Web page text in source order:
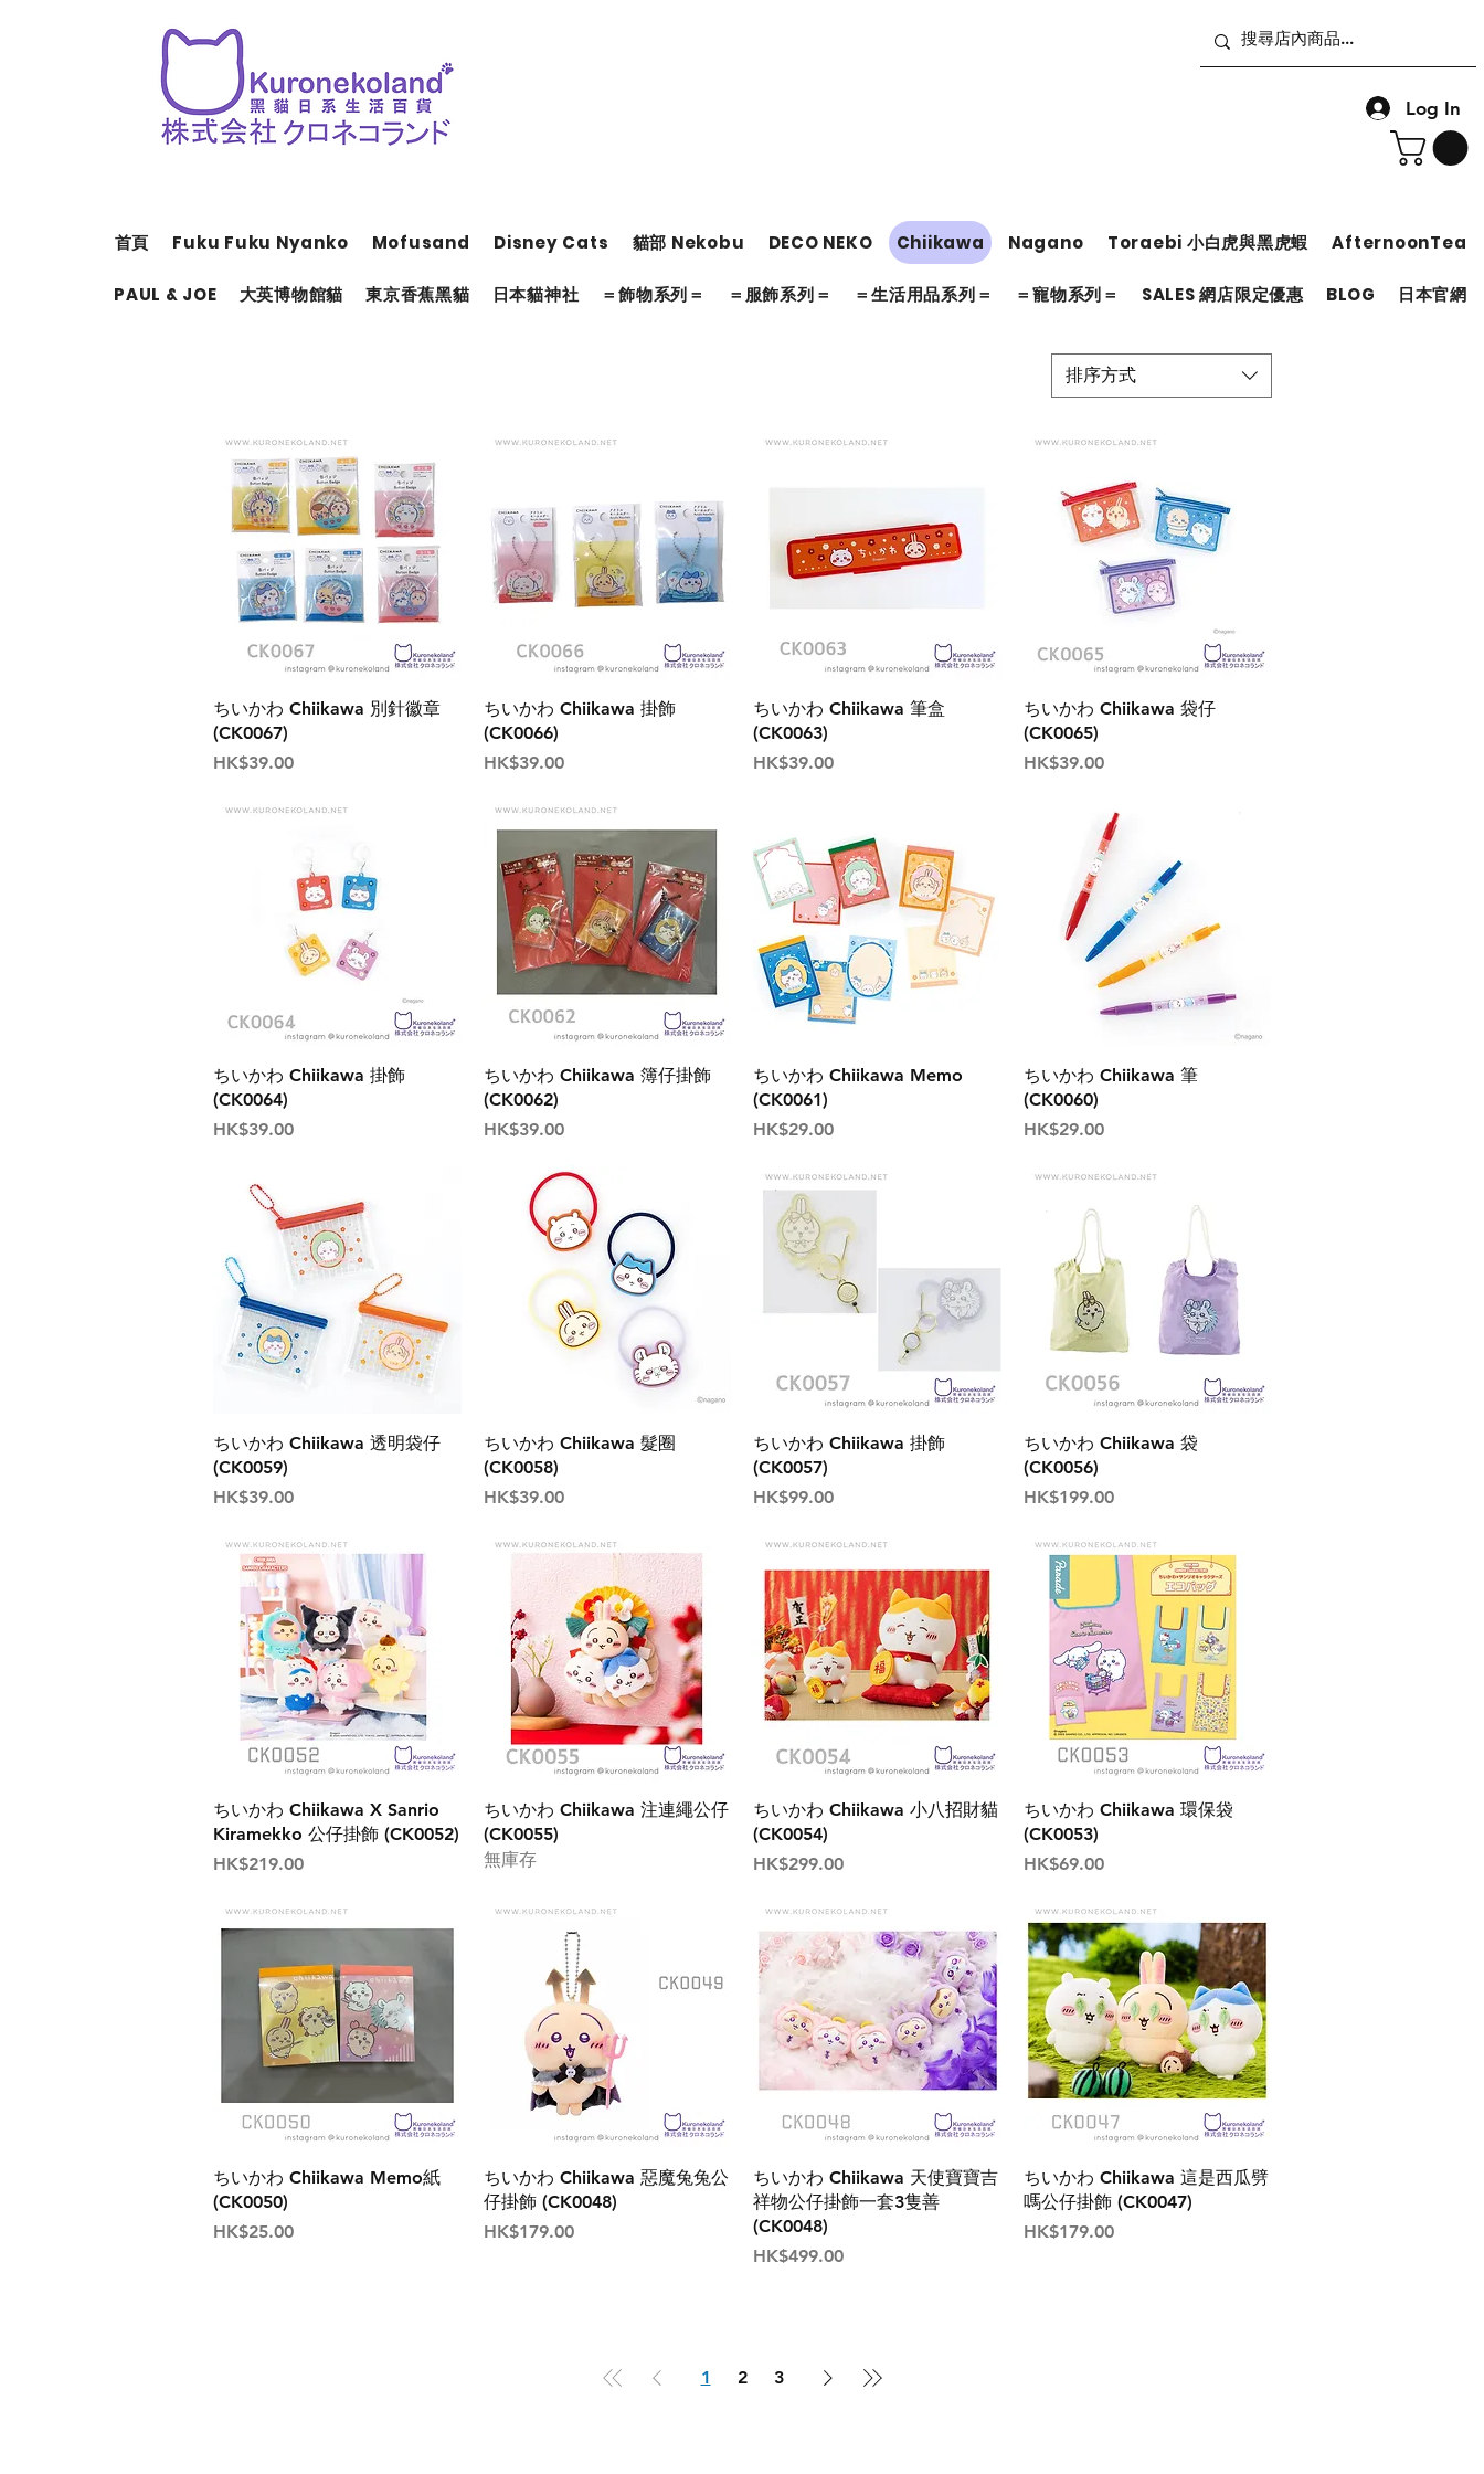
Log In
首頁 Fuku Fuku Nyanko Mofusand Disney Cats 貓部 Nekobu DECO NEKO Chiikawa Nagano Toraebi 小白虎與黑虎蝦 AfternoonTea
PAUL & JOE 大英博物館貓 東京香蕉黑貓 日本貓神社 ＝飾物系列＝ ＝服飾系列＝ ＝生活用品系列＝ ＝寵物系列＝ SALES 網店限定優惠 BLOG 日本官網
排序方式
ちいかわ Chiikawa 別針徽章
(CK0067)
價格
HK$39.00
ちいかわ Chiikawa 掛飾
(CK0066)
價格
HK$39.00
ちいかわ Chiikawa 筆盒
(CK0063)
價格
HK$39.00
ちいかわ Chiikawa 袋仔
(CK0065)
價格
HK$39.00
ちいかわ Chiikawa 掛飾
(CK0064)
價格
HK$39.00
ちいかわ Chiikawa 簿仔掛飾
(CK0062)
價格
HK$39.00
ちいかわ Chiikawa Memo
(CK0061)
價格
HK$29.00
ちいかわ Chiikawa 筆
(CK0060)
價格
HK$29.00
ちいかわ Chiikawa 透明袋仔
(CK0059)
價格
HK$39.00
ちいかわ Chiikawa 髮圈
(CK0058)
價格
HK$39.00
ちいかわ Chiikawa 掛飾
(CK0057)
價格
HK$99.00
ちいかわ Chiikawa 袋
(CK0056)
價格
HK$199.00
ちいかわ Chiikawa X Sanrio
Kiramekko 公仔掛飾 (CK0052)
價格
HK$219.00
ちいかわ Chiikawa 注連繩公仔
(CK0055)
無庫存
ちいかわ Chiikawa 小八招財貓
(CK0054)
價格
HK$299.00
ちいかわ Chiikawa 環保袋
(CK0053)
價格
HK$69.00
ちいかわ Chiikawa Memo紙
(CK0050)
價格
HK$25.00
ちいかわ Chiikawa 惡魔兔兔公
仔掛飾 (CK0048)
價格
HK$179.00
ちいかわ Chiikawa 天使寶寶吉
祥物公仔掛飾一套3隻善
(CK0048)
價格
HK$499.00
ちいかわ Chiikawa 這是西瓜劈
嗎公仔掛飾 (CK0047)
價格
HK$179.00
1 2 3